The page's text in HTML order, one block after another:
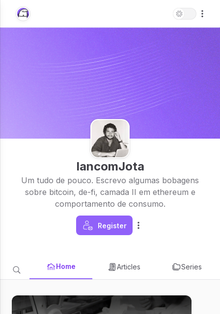
IancomJota
Um tudo de pouco. Escrevo algumas bobagens
sobre bitcoin, de-fi, camada II em ethereum e
comportamento de consumo.
Register
Home Articles Series